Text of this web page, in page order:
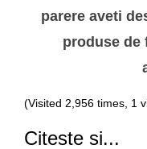
parere aveti
produse de
(Visited 2,956 times, 1
Citeste si...